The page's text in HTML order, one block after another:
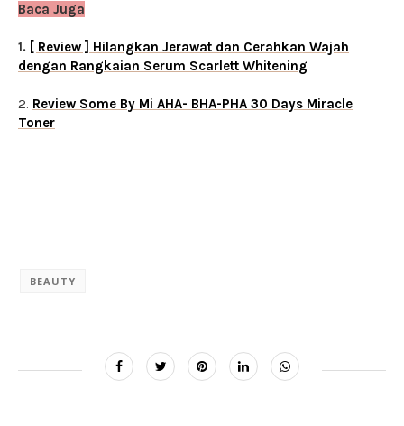
Baca Juga
1.
[ Review ] Hilangkan Jerawat dan Cerahkan Wajah
dengan Rangkaian Serum Scarlett Whitening
2. Review Some By Mi AHA- BHA-PHA 30 Days Miracle
Toner
BEAUTY